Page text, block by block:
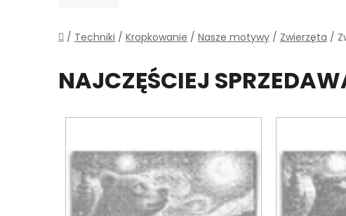
Home
/ Techniki / Kropkowanie / Nasze motywy / Zwierzęta /
NAJCZĘŚCIEJ